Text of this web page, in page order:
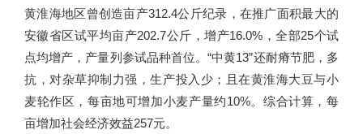
黄淮海地区曾创造亩产312.4公斤纪录，在推广面积最大的
安徽省区试平均亩产202.7公斤，增产16.0%，全部25个试
点均增产，产量列参试品种首位。“中黄13”还耐瘠节肥，多
抗，对杂草抑制力强，生产投入少；且在黄淮海大豆与小
麦轮作区，每亩地可增加小麦产量约10%。综合计算，每
亩增加社会经济效益257元。